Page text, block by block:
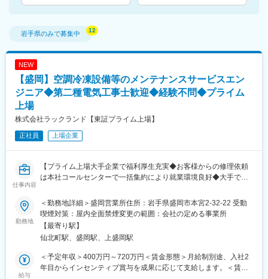
岩手県のみで募集中
NEW
【盛岡】空調冷凍設備等のメンテナンスサービスエン
ジニア◆第二種電気工事士歓迎◆経験不問◆プライム
上場
株式会社ラックランド【東証プライム上場】
正社員 上場企業
仕事内容
【プライム上場大手企業で福利厚生充実◆お客様からの修理依頼
は本社コールセンターで一括集約により就業環境良好◆大手で育
待できます】
★商業施設等の建築物や食品工場等の様々な設備（空調・給排
水・電気・冷凍冷蔵・厨房設備等）に携わることが可能で、キャ
リアアップにつながります
★若手への育成環境も整っており、未経験の方でも安心して就業
して頂けます
勤務地
＜勤務地詳細＞盛岡営業所住所：岩手県盛岡市本宮2-32-22 受動
喫煙対策：屋内全面禁煙変更の範囲：会社の定める事業所
【最寄り駅】
仙北町駅、盛岡駅、上盛岡駅
給与
＜予定年収＞400万円～720万円＜賃金形態＞月給制別途、入社2
年目からインセンティブ賞与を成果に応じて支給します。＜賃金